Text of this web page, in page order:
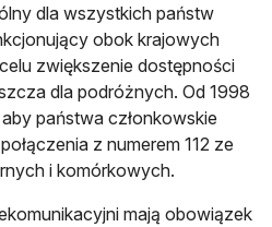
dla wszystkich państw
obok krajowych
zwiększenie dostępności
dla podróżnych. Od 1998
państwa członkowskie
z numerem 112 ze
i komórkowych.
mają obowiązek